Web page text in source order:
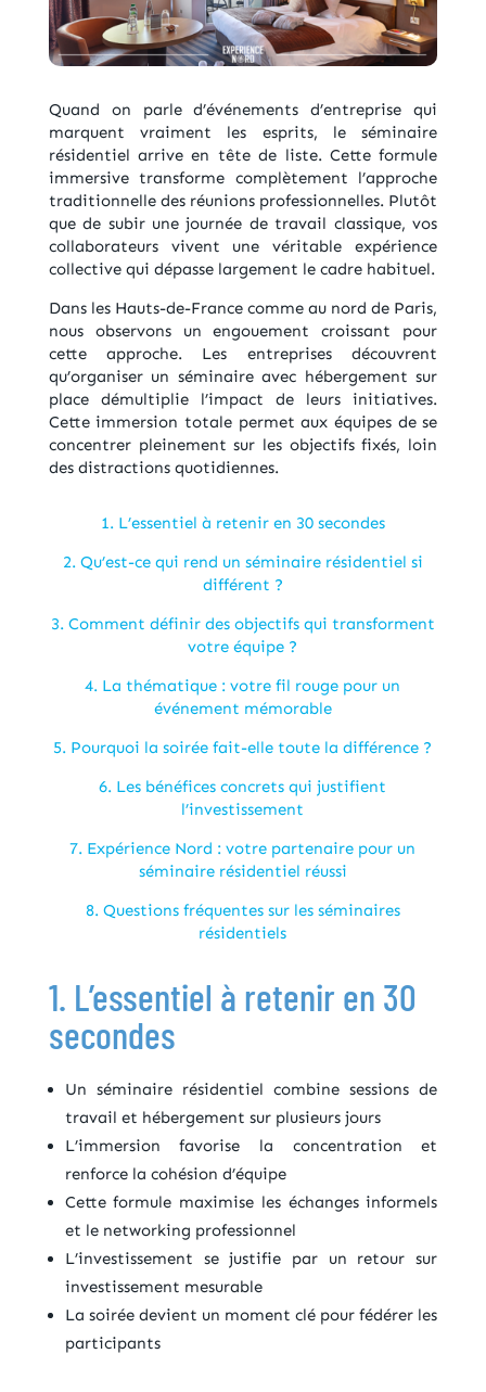
Quand on parle d’événements d’entreprise qui
marquent vraiment les esprits, le séminaire
résidentiel arrive en tête de liste. Cette formule
immersive transforme complètement l’approche
traditionnelle des réunions professionnelles. Plutôt
que de subir une journée de travail classique, vos
collaborateurs vivent une véritable expérience
collective qui dépasse largement le cadre habituel.
Dans les Hauts-de-France comme au nord de Paris,
nous observons un engouement croissant pour
cette approche. Les entreprises découvrent
qu’organiser un séminaire avec hébergement sur
place démultiplie l’impact de leurs initiatives.
Cette immersion totale permet aux équipes de se
concentrer pleinement sur les objectifs fixés, loin
des distractions quotidiennes.
1. L’essentiel à retenir en 30 secondes
2. Qu’est-ce qui rend un séminaire résidentiel si
différent ?
3. Comment définir des objectifs qui transforment
votre équipe ?
4. La thématique : votre fil rouge pour un
événement mémorable
5. Pourquoi la soirée fait-elle toute la différence ?
6. Les bénéfices concrets qui justifient
l’investissement
7. Expérience Nord : votre partenaire pour un
séminaire résidentiel réussi
8. Questions fréquentes sur les séminaires
résidentiels
1. L’essentiel à retenir en 30
secondes
Un séminaire résidentiel combine sessions de
travail et hébergement sur plusieurs jours
L’immersion favorise la concentration et
renforce la cohésion d’équipe
Cette formule maximise les échanges informels
et le networking professionnel
L’investissement se justifie par un retour sur
investissement mesurable
La soirée devient un moment clé pour fédérer les
participants